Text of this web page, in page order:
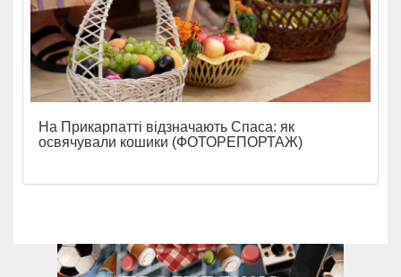
На Прикарпатті відзначають Спаса: як
освячували кошики (ФОТОРЕПОРТАЖ)